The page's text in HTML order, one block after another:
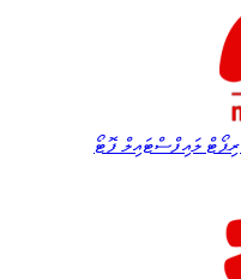
ރިޕޯޓް ލައިފްސްޓައިލް ފޮޓޯ